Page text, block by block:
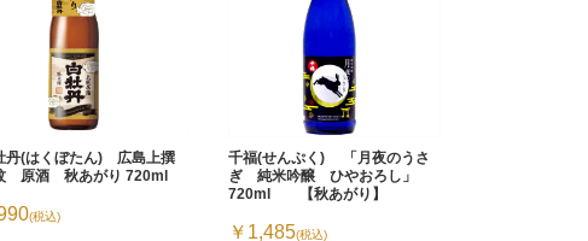
丹(はくぼたん) 広島上撰
原酒 秋あがり 720ml
(税込)
千福(せんぷく) 「月夜のうさ
ぎ 純米吟醸 ひやおろし」
720ml 【秋あがり】
￥1,485(税込)